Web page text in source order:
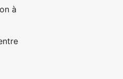
à